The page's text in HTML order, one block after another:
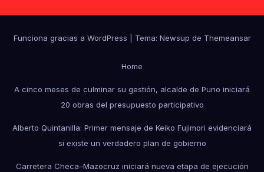
Funciona gracias a WordPress Tema: Newsup de Themeansar
Home
A cinco meses de culminar su gestión, alcalde de Puno iniciará
20 obras del presupuesto participativo
Alberto Quintanilla: Primer mensaje de Keiko Fujimori evidenciará
si existe un verdadero plan de gobierno
Carretera Checa–Mazocruz iniciará nueva etapa de ejecución